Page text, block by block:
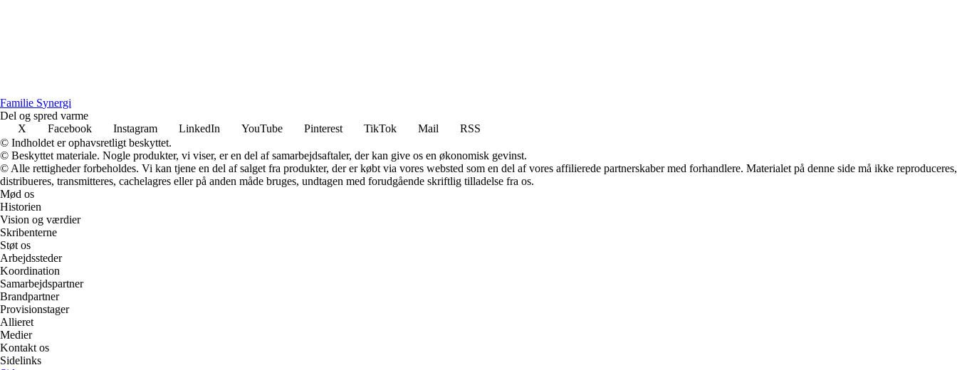
Familie Synergi
Del og spred varme
X
Facebook Instagram LinkedIn YouTube Pinterest TikTok Mail
RSS
© Indholdet er ophavsretligt beskyttet.
© Beskyttet materiale. Nogle produkter, vi viser, er en del af samarbejdsaftaler, der kan give os en økonomisk gevinst.
© Alle rettigheder forbeholdes. Vi kan tjene en del af salget fra produkter, der er købt via vores websted som en del af vores affilierede partnerskaber med forhandlere. Materialet på denne side må ikke reproduceres,
distribueres, transmitteres, cachelagres eller på anden måde bruges, undtagen med forudgående skriftlig tilladelse fra os.
Mød os
Historien
Vision og værdier
Skribenterne
Støt os
Arbejdssteder
Koordination
Samarbejdspartner
Brandpartner
Provisionstager
Allieret
Medier
Kontakt os
Sidelinks